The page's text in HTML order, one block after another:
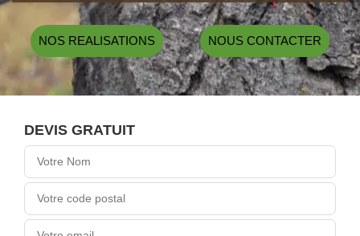
NOS REALISATIONS NOUS CONTACTER
DEVIS GRATUIT